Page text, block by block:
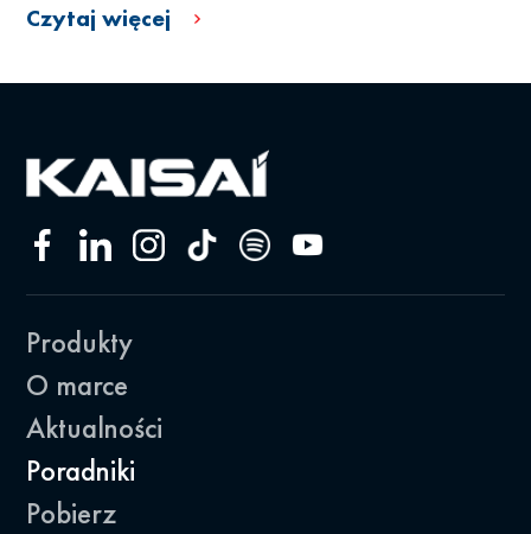
Czytaj więcej
Produkty
O marce
Aktualności
Poradniki
Pobierz